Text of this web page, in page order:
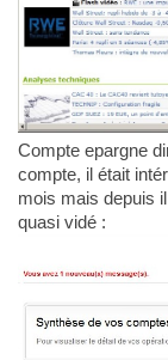
Compte epargne
compte, il était
mois mais depuis
quasi vidé :